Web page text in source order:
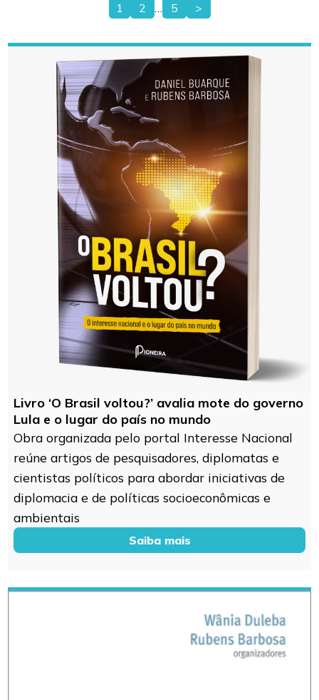
Paginação
de
posts
1 2 … 5 >
Livro ‘O Brasil voltou?’ avalia mote do governo
Lula e o lugar do país no mundo
Obra organizada pelo portal Interesse Nacional
reúne artigos de pesquisadores, diplomatas e
cientistas políticos para abordar iniciativas de
diplomacia e de políticas socioeconômicas e
ambientais
Saiba mais